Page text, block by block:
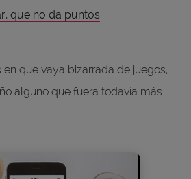
que no da puntos
en que vaya bizarrada de juegos,
alguno que fuera todavía más